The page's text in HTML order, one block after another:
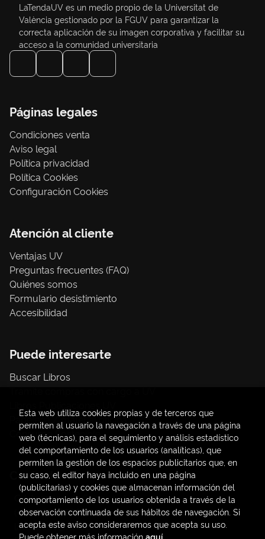
LaTendaUV es un medio propio de la Universitat de
València gestionado por la FGUV para garantizar la
correcta aplicación de su imagen corporativa y facilitar su
acceso a la comunidad universitaria
Páginas legales
Condiciones venta
Aviso legal
Política privacidad
Política Cookies
Configuración Cookies
Atención al cliente
Ventajas UV
Preguntas frecuentes (FAQ)
Quiénes somos
Formulario desistimiento
Accesibilidad
Puede interesarte
Buscar Libros
Papelería / material oficina
Consumo Sostenible
Contacto
C/ Amadeo de Saboya, 4
(+34) 963828968
latendauv@fundacio.es
Esta web utiliza cookies propias y de terceros que
permiten al usuario la navegación a través de una página
web (técnicas), para el seguimiento y análisis estadístico
del comportamiento de los usuarios (analíticas), que
permiten la gestión de los espacios publicitarios que, en
su caso, el editor haya incluido en una página
(publicitarias) y cookies que almacenan información del
comportamiento de los usuarios obtenida a través de la
observación continuada de sus hábitos de navegación. Si
acepta este aviso consideraremos que acepta su uso.
Puede obtener más información aquí.